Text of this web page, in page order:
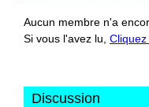
Aucun membre n'a
Si vous l'avez lu, Cliquez
Discussion